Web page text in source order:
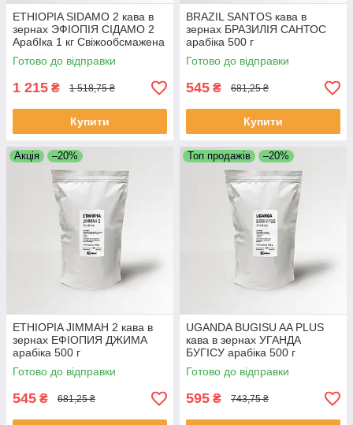
ETHIOPIA SIDAMO 2 кава в
зернах ЭФІОПІЯ СІДАМО 2
АрабІка 1 кг Свіжообсмажена
кава
Готово до відправки
1 215 ₴ 1 518,75 ₴
Купити
BRAZIL SANTOS кава в
зернах БРАЗИЛІЯ САНТОС
арабіка 500 г
Свіжообсмажена кава
зернова Моносорт
Готово до відправки
545 ₴ 681,25 ₴
Купити
Акція –20%
ETHIOPIA JIMMAH 2 кава в
зернах ЕФІОПИЯ ДЖИМА
арабіка 500 г
Свіжообсмажена кава
зернова Моносорт
Готово до відправки
545 ₴ 681,25 ₴
Топ продажів –20%
UGANDA BUGISU AA PLUS
кава в зернах УГАНДА
БУГІСУ арабіка 500 г
Свіжообсмажена кава
зернова Моносорт
Готово до відправки
595 ₴ 743,75 ₴